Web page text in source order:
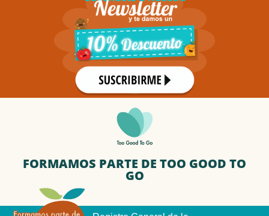
FORMAMOS PARTE DE TOO GOOD TO
GO